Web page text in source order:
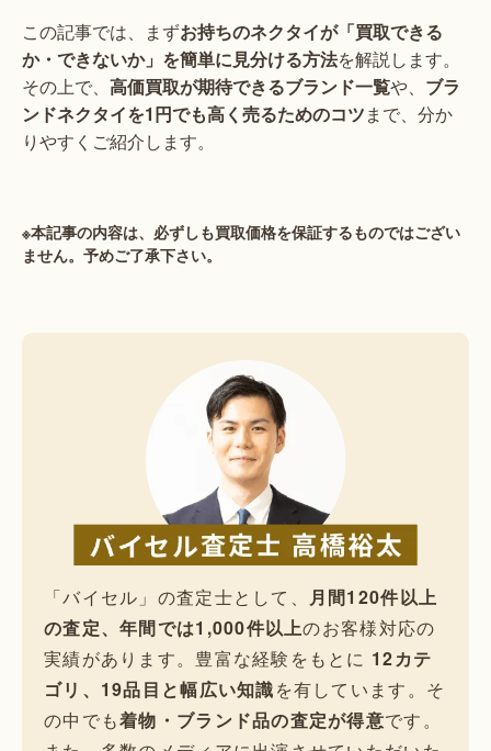
この記事では、まずお持ちのネクタイが「買取できる
か・できないか」を簡単に見分ける方法を解説します。
その上で、 高価買取が期待できるブランド一覧や、 ブラ
ンドネクタイを1円でも高く売るためのコツまで、分か
りやすくご紹介します。
※本記事の内容は、必ずしも買取価格を保証するものではござい
ません。予めご了承下さい。
「バイセル」の査定士として、 月間120件以上
の査定、年間では1,000件以上のお客様対応の
実績があります。豊富な経験をもとに 12カテ
ゴリ、19品目と幅広い知識を有しています。そ
の中でも着物・ブランド品の査定が得意です。